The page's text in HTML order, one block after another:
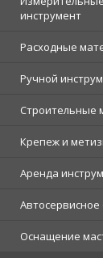
инструмент
Расходные
Ручной
Строительные
Крепеж и
Аренда
Оснащение